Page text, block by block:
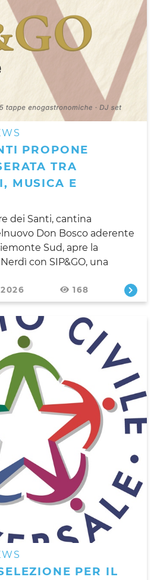
PROPONE
TRA
MUSICA E
dei Santi, cantina
Don Bosco aderente
Sud, apre la
con SIP&GO, una
168
PER IL